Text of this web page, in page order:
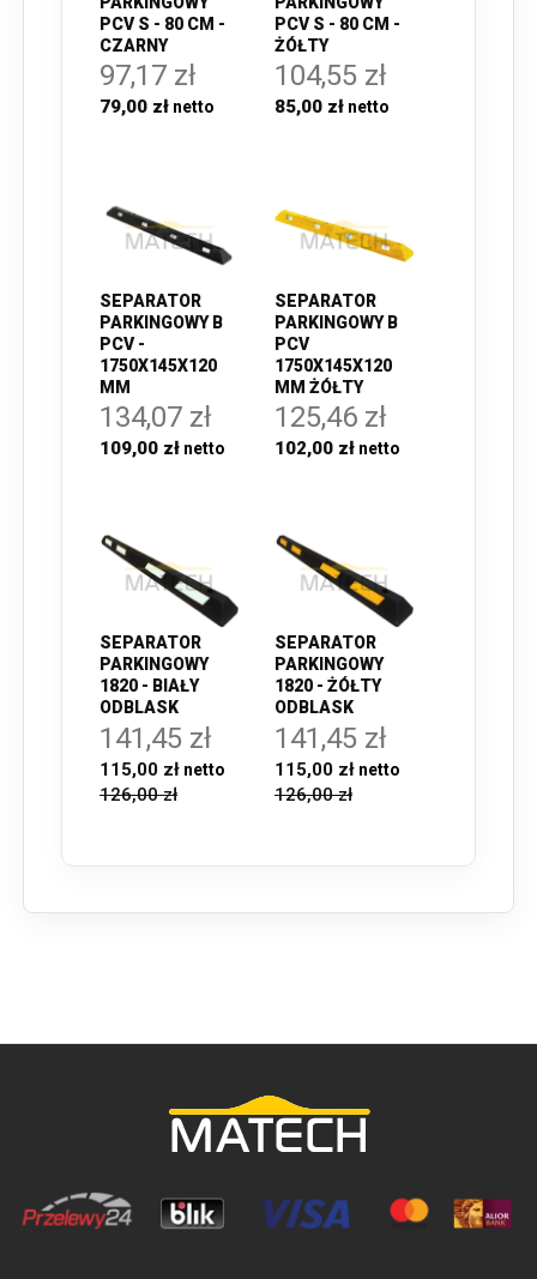
PCV S - 80 CM -
CZARNY
97,17 zł
79,00 zł
PCV S - 80 CM -
ŻÓŁTY
104,55 zł
85,00 zł
SEPARATOR
PARKINGOWY B
PCV -
1750X145X120
MM
134,07 zł
109,00 zł
SEPARATOR
PARKINGOWY B
PCV
1750X145X120
MM ŻÓŁTY
125,46 zł
102,00 zł
SEPARATOR
PARKINGOWY
1820 - BIAŁY
ODBLASK
141,45 zł
115,00 zł
126,00 zł
SEPARATOR
PARKINGOWY
1820 - ŻÓŁTY
ODBLASK
141,45 zł
115,00 zł
126,00 zł